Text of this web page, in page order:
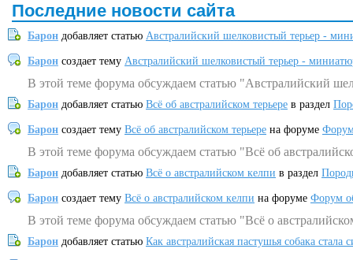
Последние новости сайта
Барон добавляет статью Австралийский шелковистый терьер -
Барон создает тему Австралийский шелковистый терьер -
В этой теме форума обсуждаем статью "Австралийский
Барон добавляет статью Всё об австралийском терьере в раздел
Барон создает тему Всё об австралийском терьере на форуме
В этой теме форума обсуждаем статью "Всё об
Барон добавляет статью Всё о австралийском келпи в раздел
Барон создает тему Всё о австралийском келпи на форуме Форум
В этой теме форума обсуждаем статью "Всё о
Барон добавляет статью Как австралийская пастушья собака